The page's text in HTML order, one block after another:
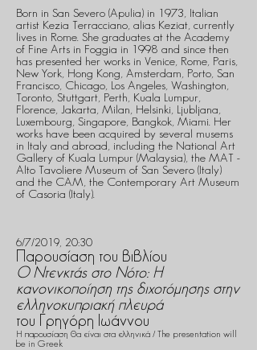
Born in San Severo (Apulia) in 1973, Italian
artist Kezia Terracciano, alias Keziat, currently
lives in Rome. She graduates at the Academy
of Fine Arts in Foggia in 1998 and since then
has presented her works in Venice, Rome, Paris,
New York, Hong Kong, Amsterdam, Porto, San
Francisco, Chicago, Los Angeles, Washington,
Toronto, Stuttgart, Perth, Kuala Lumpur,
Florence, Jakarta, Milan, Helsinki, Ljubljana,
Luxembourg, Singapore, Bangkok, Miami. Her
works have been acquired by several musems
in Italy and abroad, including the National Art
Gallery of Kuala Lumpur (Malaysia), the MAT -
Alto Tavoliere Museum of San Severo (Italy)
and the CAM, the Contemporary Art Museum
of Casoria (Italy).
6/7/2019, 20:30
Παρουσίαση του βιβλίου
Ο Ντενκτάς στο Νότο: Η
κανονικοποίηση της διχοτόμησης στην
ελληνοκυπριακή πλευρά
του Γρηγόρη Ιωάννου
Η παρουσίαση θα είναι στα ελληνικά / The presentation will
be in Greek